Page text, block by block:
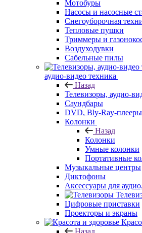
Мотобуры
Насосы и насосные
Снегоуборочная
Тепловые пушки
Триммеры и
Воздуходувки
Сабельные пилы
аудио-видео техника
Назад
Телевизоры, аудио-
Саундбары
DVD, Bly-Ray-плееры
Колонки
Назад
Колонки
Умные колонки
Портативные
Музыкальные центры
Диктофоны
Аксессуары для
Цифровые приставки
Проекторы и экраны
Назад